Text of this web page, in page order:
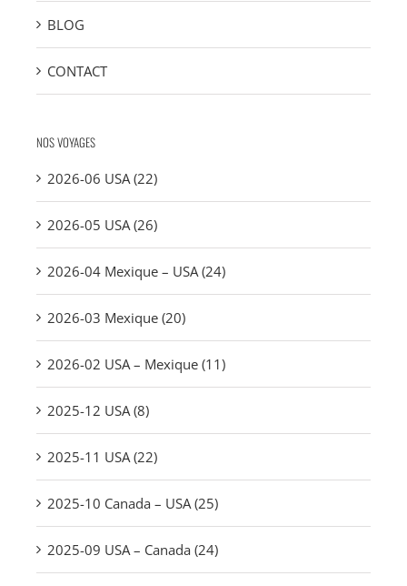
BLOG
CONTACT
NOS VOYAGES
2026-06 USA (22)
2026-05 USA (26)
2026-04 Mexique – USA (24)
2026-03 Mexique (20)
2026-02 USA – Mexique (11)
2025-12 USA (8)
2025-11 USA (22)
2025-10 Canada – USA (25)
2025-09 USA – Canada (24)